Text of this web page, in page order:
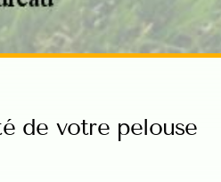
de votre pelouse